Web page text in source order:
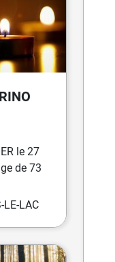
le 27
de 73
LE-LAC